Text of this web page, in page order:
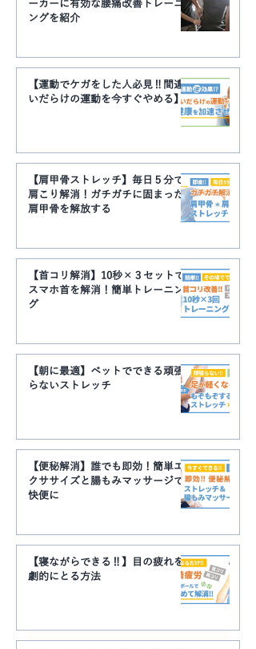
ーカーに有効な腰痛改善トレーニ
ングを紹介
【運動でケガをした人必見‼︎間違
いだらけの運動を今すぐやめる】
【肩甲骨ストレッチ】毎日５分で
肩こり解消！ガチガチに固まった
肩甲骨を解放する
【首コリ解消】10秒×３セットで
スマホ首を解消！簡単トレーニン
グ
【朝に最適】ベットでできる頑張
らないストレッチ
【便秘解消】誰でも即効！簡単エ
クササイズと腸もみマッサージで
快便に
【寝ながらできる‼】目の疲れを
劇的にとる方法